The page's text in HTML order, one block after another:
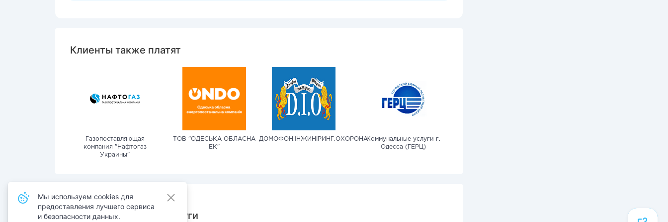
Клиенты также платят
Газопоставляющая
компания "Нафтогаз
Украины"
ТОВ "ОДЕСЬКА ОБЛАСНА
ЕК"
ДОМОФОН.ІНЖИНІРИНГ.ОХОРОНАКоммунальные услуги г.
Одесса (ГЕРЦ)
Также оплачивают услуги
Мы используем cookies для
предоставления лучшего сервиса
и безопасности данных.